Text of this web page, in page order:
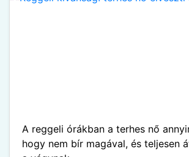
A reggeli órákban a terhes nő
hogy nem bír magával, és teljesen